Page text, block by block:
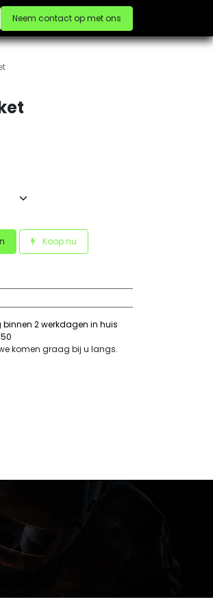
Neem contact op met ons
Koop nu
2 werkdagen in huis
komen graag bij u langs.